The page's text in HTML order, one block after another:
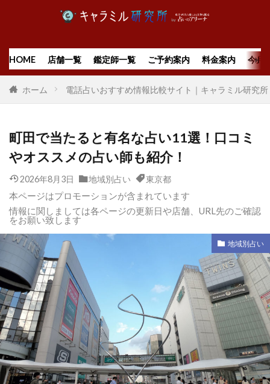
HOME 店舗一覧 鑑定師一覧 ご予約案内 料金案内 今月
ホーム 電話占いおすすめ情報比較サイト｜キャラミル研究所
町田で当たると有名な占い11選！口コミ
やオススメの占い師も紹介！
2026年8月3日 地域別占い 東京都
本ページはプロモーションが含まれています
情報に関しましては各ページの更新日や店舗、URL先のご確認
をお願い致します
地域別占い